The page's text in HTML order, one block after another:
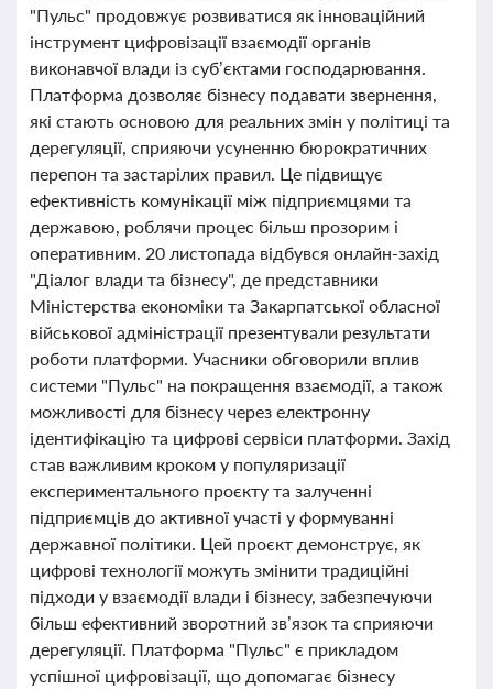
"Пульс" продовжує розвиватися як інноваційний
інструмент цифровізації взаємодії органів
виконавчої влади із суб’єктами господарювання.
Платформа дозволяє бізнесу подавати звернення,
які стають основою для реальних змін у політиці та
дерегуляції, сприяючи усуненню бюрократичних
перепон та застарілих правил. Це підвищує
ефективність комунікації між підприємцями та
державою, роблячи процес більш прозорим і
оперативним. 20 листопада відбувся онлайн-захід
"Діалог влади та бізнесу", де представники
Міністерства економіки та Закарпатської обласної
військової адміністрації презентували результати
роботи платформи. Учасники обговорили вплив
системи "Пульс" на покращення взаємодії, а також
можливості для бізнесу через електронну
ідентифікацію та цифрові сервіси платформи. Захід
став важливим кроком у популяризації
експериментального проєкту та залученні
підприємців до активної участі у формуванні
державної політики. Цей проєкт демонструє, як
цифрові технології можуть змінити традиційні
підходи у взаємодії влади і бізнесу, забезпечуючи
більш ефективний зворотний зв’язок та сприяючи
дерегуляції. Платформа "Пульс" є прикладом
успішної цифровізації, що допомагає бізнесу